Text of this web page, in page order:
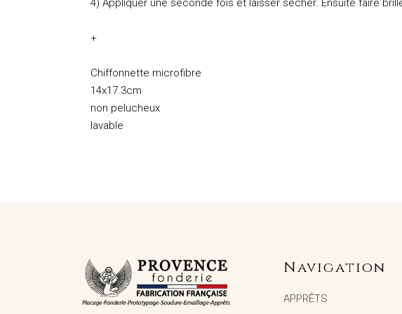
4) Appliquer une seconde fois et laisser sécher. Ensuite faire
+
Chiffonnette microfibre
14x17.3cm
non pelucheux
lavable
Navigation
APPRÊTS